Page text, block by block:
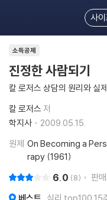
사
소득공제
진정한 사람되기
칼 로저스 상담의 원리와 실제
칼 로저스 저
학지사
2009.05.15.
원제 On Becoming a
rapy (1961)
6.0 8 판